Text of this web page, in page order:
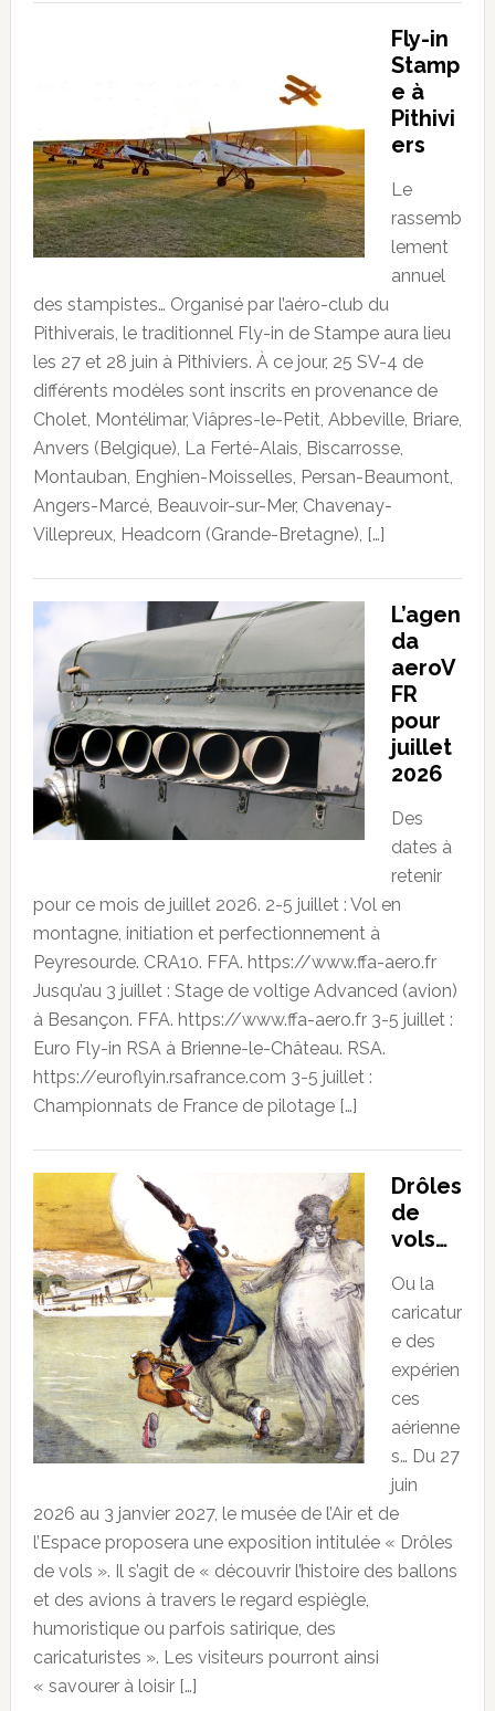
Fly-in
Stamp
e à
Pithivi
ers
Le
rassemb
lement
annuel
des stampistes… Organisé par l’aéro-club du
Pithiverais, le traditionnel Fly-in de Stampe aura lieu
les 27 et 28 juin à Pithiviers. À ce jour, 25 SV-4 de
différents modèles sont inscrits en provenance de
Cholet, Montélimar, Viâpres-le-Petit, Abbeville, Briare,
Anvers (Belgique), La Ferté-Alais, Biscarrosse,
Montauban, Enghien-Moisselles, Persan-Beaumont,
Angers-Marcé, Beauvoir-sur-Mer, Chavenay-
Villepreux, Headcorn (Grande-Bretagne), […]
L’agen
da
aeroV
FR
pour
juillet
2026
Des
dates à
retenir
pour ce mois de juillet 2026. 2-5 juillet : Vol en
montagne, initiation et perfectionnement à
Peyresourde. CRA10. FFA. https://www.ffa-aero.fr
Jusqu’au 3 juillet : Stage de voltige Advanced (avion)
à Besançon. FFA. https://www.ffa-aero.fr 3-5 juillet :
Euro Fly-in RSA à Brienne-le-Château. RSA.
https://euroflyin.rsafrance.com 3-5 juillet :
Championnats de France de pilotage […]
Drôles
de
vols…
Ou la
caricatur
e des
expérien
ces
aérienne
s… Du 27
juin
2026 au 3 janvier 2027, le musée de l’Air et de
l’Espace proposera une exposition intitulée « Drôles
de vols ». Il s’agit de « découvrir l’histoire des ballons
et des avions à travers le regard espiègle,
humoristique ou parfois satirique, des
caricaturistes ». Les visiteurs pourront ainsi
« savourer à loisir […]